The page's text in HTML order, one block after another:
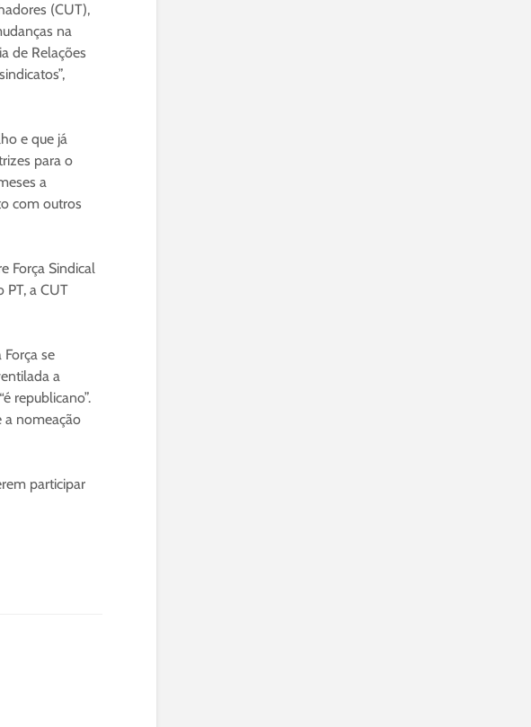
(CUT),
na
de Relações
e que já
para o
a
com outros
Força Sindical
PT, a CUT
se
a
republicano”.
a nomeação
participar